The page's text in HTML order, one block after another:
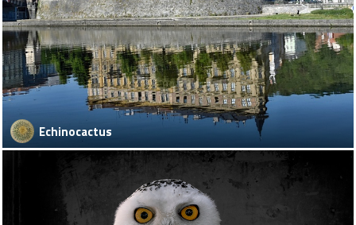
Echinocactus